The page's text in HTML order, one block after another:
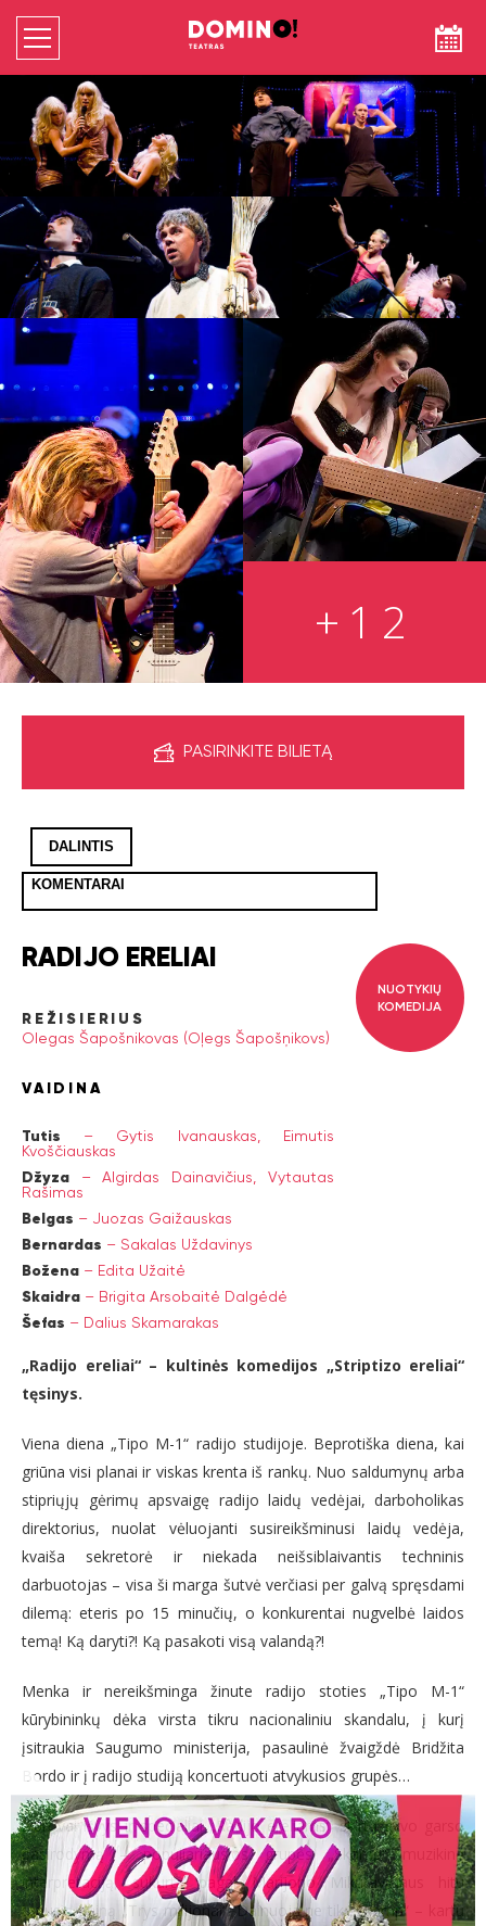
+12
PASIRINKITE BILIETĄ
DALINTIS
KOMENTARAI
RADIJO ERELIAI
REŽISIERIUS
Olegas Šapošnikovas (Oļegs Šapošņikovs)
VAIDINA
Tutis – Gytis Ivanauskas, Eimutis
Kvoščiauskas
Džyza –Algirdas Dainavičius, Vytautas
Rašimas
Belgas – Juozas Gaižauskas
Bernardas – Sakalas Uždavinys
Božena – Edita Užaitė
Skaidra – Brigita Arsobaitė Dalgėdė
Šefas – Dalius Skamarakas
NUOTYKIŲ
KOMEDIJA
„Radijo ereliai“ – kultinės komedijos „Striptizo ereliai“
tęsinys.
Viena diena „Tipo M-1“ radijo studijoje. Beprotiška diena, kai
griūna visi planai ir viskas krenta iš rankų. Nuo saldumynų arba
stipriųjų gėrimų apsvaigę radijo laidų vedėjai, darboholikas
direktorius, nuolat vėluojanti susireikšminusi laidų vedėja,
kvaiša sekretorė ir niekada neišsiblaivantis techninis
darbuotojas – visa ši marga šutvė verčiasi per galvą spręsdami
dilemą: eteris po 15 minučių, o konkurentai nugvelbė laidos
temą! Ką daryti?! Ką pasakoti visą valandą?!
Menka ir nereikšminga žinute radijo stoties „Tipo M-1“
kūrybininkų dėka virsta tikru nacionaliniu skandalu, į kurį
įsitraukia Saugumo ministerija, pasaulinė žvaigždė Bridžita
Bordo ir į radijo studiją koncertuoti atvykusios grupės…
Žiūrovai išvys ir specialiai „Radijo ereliams“ skirtą gyvo garso
pasirodymą – populiariausios grupės „Skamp“ muzikinę
interpretaciją, sukurtą pagal Marijono Mikutavičiaus hitu
tapusią dainą „Trys milijonai“. Dainuoja ne tik „Skamp“ – kartu